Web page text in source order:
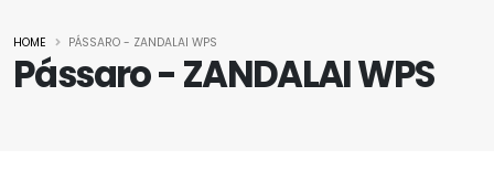
Pássaro - ZANDALAI WPS
HOME PÁSSARO - ZANDALAI WPS